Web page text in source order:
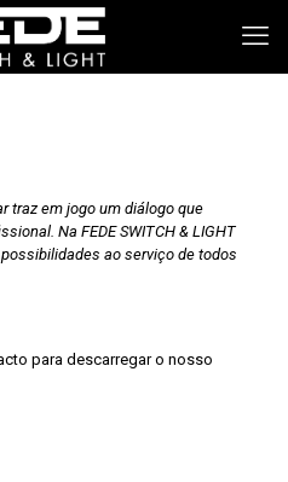
traz em jogo um diálogo que
Na FEDE SWITCH & LIGHT
ao serviço de todos
para descarregar o nosso